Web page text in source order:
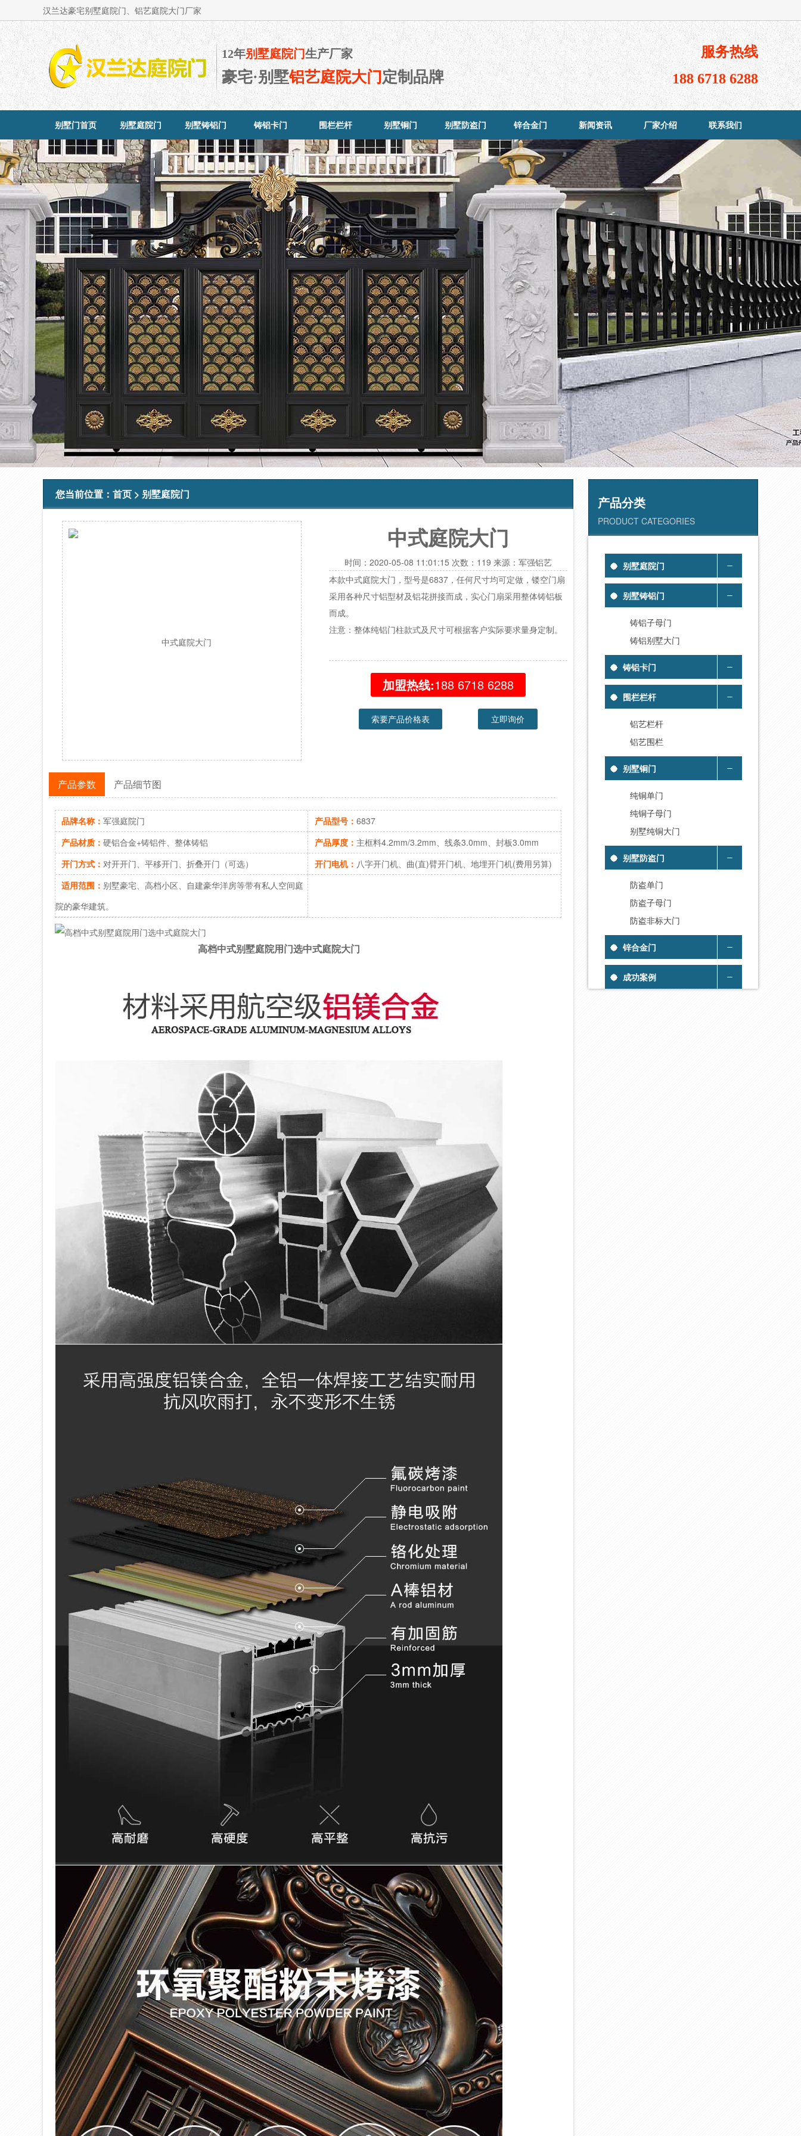
汉兰达豪宅别墅庭院门、铝艺庭院大门厂家
12年别墅庭院门生产厂家
豪宅·别墅铝艺庭院大门定制品牌
服务热线
188 6718 6288
别墅门首页 别墅庭院门 别墅铸铝门 铸铝卡门 围栏栏杆 别墅铜门 别墅防盗门 锌合金门 新闻资讯 厂家介绍 联系我们
您当前位置： 首页 > 别墅庭院门
中式庭院大门
时间：2020-05-08 11:01:15 次数：119 来源：军强铝艺
本款中式庭院大门，型号是6837，任何尺寸均可定做，镂空门扇
采用各种尺寸铝型材及铝花拼接而成，实心门扇采用整体铸铝板
而成。
注意：整体纯铝门柱款式及尺寸可根据客户实际要求量身定制。
加盟热线:188 6718 6288
索要产品价格表 立即询价
产品参数 产品细节图
品牌名称： 军强庭院门 产品型号： 6837
产品材质： 硬铝合金+铸铝件、整体铸铝 产品厚度： 主框料4.2mm/3.2mm、线条3.0mm、封板3.0mm
开门方式： 对开开门、平移开门、折叠开门（可选） 开门电机： 八字开门机、曲(直)臂开门机、地埋开门机(费用另算)
适用范围： 别墅豪宅、高档小区、自建豪华洋房等带有私人空间庭
院的豪华建筑。
高档中式别墅庭院用门选中式庭院大门
产品分类
PRODUCT CATEGORIES
别墅庭院门
别墅铸铝门
铸铝子母门
铸铝别墅大门
铸铝卡门
围栏栏杆
铝艺栏杆
铝艺围栏
别墅铜门
纯铜单门
纯铜子母门
别墅纯铜大门
别墅防盗门
防盗单门
防盗子母门
防盗非标大门
锌合金门
成功案例